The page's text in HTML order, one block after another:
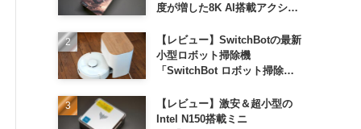
度が増した8K AI搭載アクショ
【レビュー】SwitchBotの最新
小型ロボット掃除機
「SwitchBot ロボット掃除機
【レビュー】激安＆超小型の
Intel N150搭載ミニ